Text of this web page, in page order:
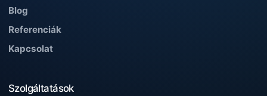
Blog
Referenciák
Kapcsolat
Szolgáltatások